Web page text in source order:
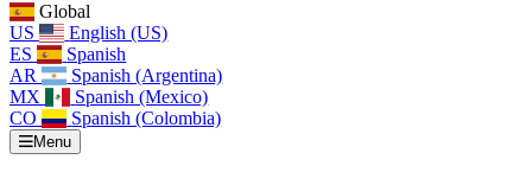
Global
US
English (US)
ES
Spanish
AR
Spanish (Argentina)
MX
Spanish (Mexico)
CO
Spanish (Colombia)
Menu